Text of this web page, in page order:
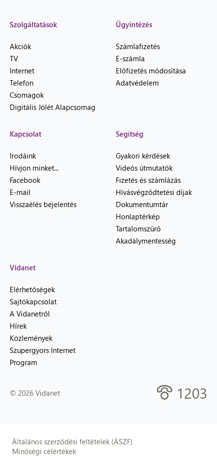
Szolgáltatások
Akciók
TV
Internet
Telefon
Csomagok
Digitális Jólét Alapcsomag
Ügyintézés
Számlafizetés
E-számla
Előfizetés módosítása
Adatvédelem
Kapcsolat
Irodáink
Hívjon minket...
Facebook
E-mail
Visszaélés bejelentés
Segítség
Gyakori kérdések
Videós útmutatók
Fizetés és számlázás
Hívásvégződtetési díjak
Dokumentumtár
Honlaptérkép
Tartalomszűrő
Akadálymentesség
Vidanet
Elérhetőségek
Sajtókapcsolat
A Vidanetről
Hírek
Közlemények
Szupergyors Internet
Program
© 2026 Vidanet 1203
Általános szerződési feltételek (ÁSZF)
Minőségi célértékek